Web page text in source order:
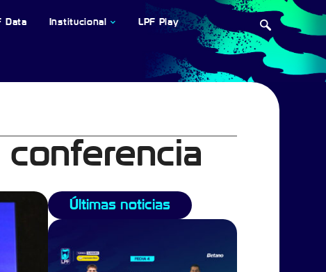
Data Institucional LPF Play
conferencia
Últimas noticias